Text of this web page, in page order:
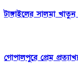
টাঙ্গাইলের সালমা
গোপালপুরে প্রেম